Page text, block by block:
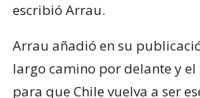
escribió Arrau.
Arrau añadió en su
largo camino por delante y
para que Chile vuelva a ser